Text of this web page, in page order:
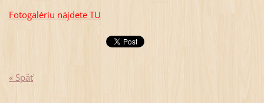
Fotogalériu nájdete TU
« Späť